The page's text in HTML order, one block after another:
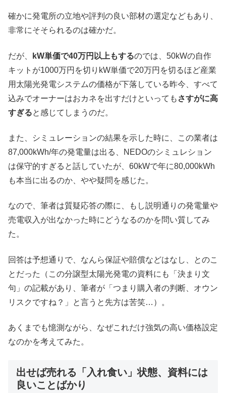
確かに発電所の立地や評判の良い部材の選定などもあり、
非常にそそられるのは確かだ。
だが、 kW単価で40万円以上もするのでは、50kWの自作
キットが1000万円を切りkW単価で20万円を切るほど産業
用太陽光発電システムの価格が下落している昨今、すべて
込みでオーナーはおカネを出すだけといっても さすがに高
すぎると感じてしまうのだ。
また、シミュレーションの結果を示した時に、この業者は
87,000kWh/年の発電量は出る、NEDOのシミュレション
は保守的すぎると話していたが、60kWで年に80,000kWh
も本当に出るのか、やや疑問を感じた。
なので、筆者は質疑応答の際に、もし説明通りの発電量や
売電収入が出なかった時にどうなるのかを問い質してみ
た。
回答は予想通りで、なんら保証や賠償などはなし、とのこ
とだった（この分譲型太陽光発電の資料にも「決まり文
句」の記載があり、筆者が「つまり購入者の判断、オウン
リスクですね？」と言うと先方は苦笑…）。
あくまでも憶測ながら、なぜこれだけ強気の高い価格設定
なのかを考えてみた。
出せば売れる「入れ食い」状態、資料には
良いことばかり